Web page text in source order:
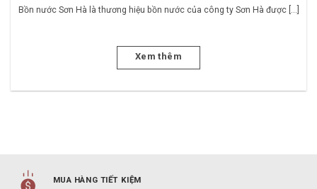
Bồn nước Sơn Hà là thương hiệu bồn nước của công ty Sơn Hà được [...]
Xem thêm
MUA HÀNG TIẾT KIỆM